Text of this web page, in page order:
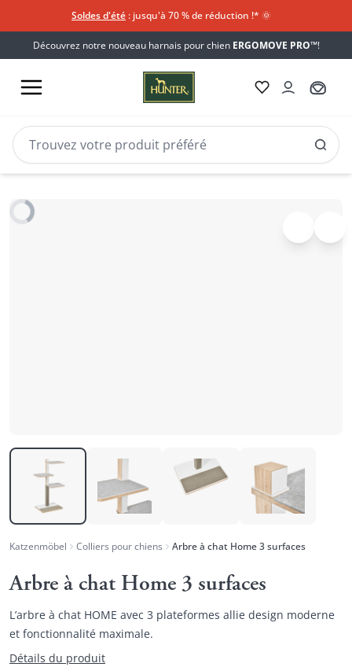
Soldes d'été : jusqu'à 70 % de réduction !*​ 🌞
Découvrez notre nouveau harnais pour chien ERGOMOVE PRO™!
Katzenmöbel Colliers pour chiens Arbre à chat Home 3 surfaces
Arbre à chat Home 3 surfaces
L’arbre à chat HOME avec 3 plateformes allie design moderne
et fonctionnalité maximale.
Détails du produit